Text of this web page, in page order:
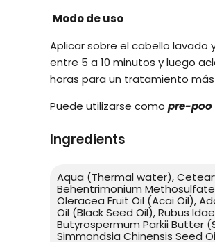
Modo de uso
Aplicar sobre el cabello lavado
entre 5 a 10 minutos y luego
horas para un tratamiento
Puede utilizarse como pre-poo
Ingredients
Aqua (Thermal water),
Behentrimonium
Oleracea Fruit Oil (Acai Oil),
Oil (Black Seed Oil), Rubus
Butyrospermum Parkii Butter
Simmondsia Chinensis Seed